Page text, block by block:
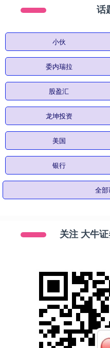
话
小伙
委内瑞拉
股盈汇
龙坤投资
美国
银行
全
关注 大牛